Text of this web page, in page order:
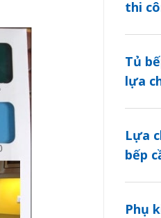
thi
Tủ
lựa
Lựa
bếp
Phụ